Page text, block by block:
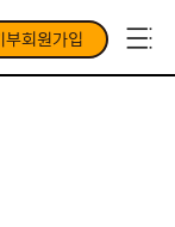
부회원가입